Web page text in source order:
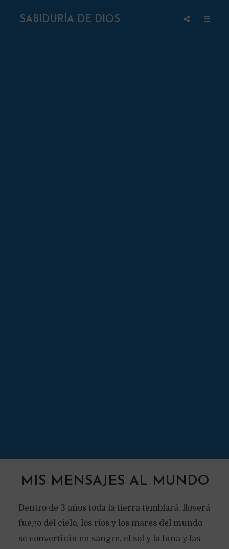
SABIDURÍA DE DIOS
MIS MENSAJES AL MUNDO
Dentro de 3 años toda la tierra temblará, lloverá
fuego del cielo, los ríos y los mares del mundo
se convertirán en sangre, el sol y la luna y las